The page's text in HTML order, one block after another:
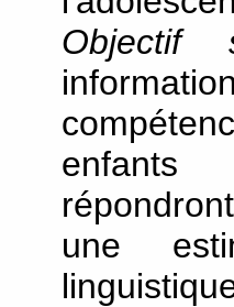
Objectif
enfants
une